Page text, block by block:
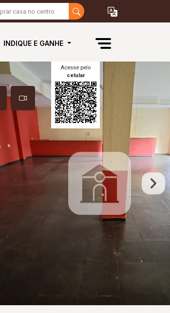
INDIQUE E GANHE
Acesse pelo
celular